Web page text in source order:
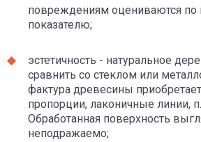
повреждениям оцениваются
показателю;
эстетичность - натуральное
сравнить со стеклом или
фактура древесины
пропорции, лаконичные линии,
Обработанная поверхность
неподражаемо;